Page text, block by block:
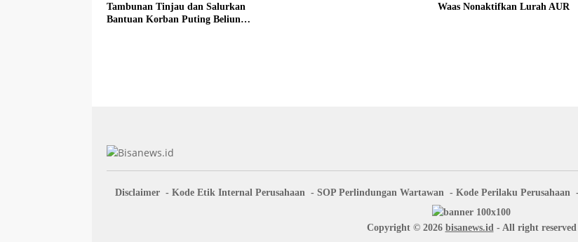
Tambunan Tinjau dan Salurkan
Bantuan Korban Puting Beliung
Waas Nonaktifkan Lurah AUR
Disclaimer Kode Etik Internal Perusahaan SOP Perlindungan Wartawan Kode Perilaku Perusahaan
Copyright © 2026 bisanews.id - All right reserved